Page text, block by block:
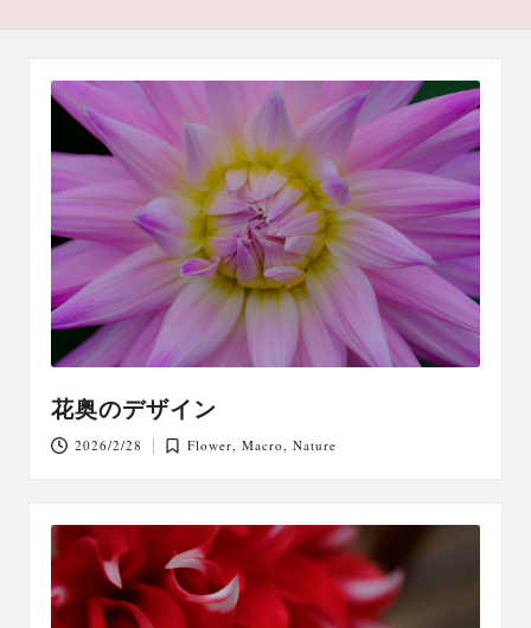
花奥のデザイン
2026/2/28
Posted
Flower,Macro,Nature